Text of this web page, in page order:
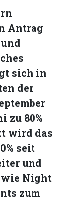
Antrag
sich in
der
zu 80%
wird das
seit
und
wie Night
zum